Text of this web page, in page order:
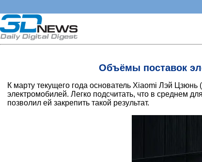
Объёмы поставок
К марту текущего года основатель Xiaomi Лэй
электромобилей. Легко подсчитать, что в среднем
позволил ей закрепить такой результат.